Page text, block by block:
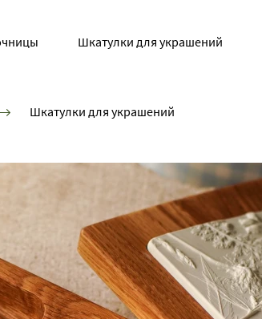
Шкатулки для украшений
Шкатулки для украшений